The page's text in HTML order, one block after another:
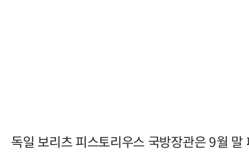
독일 보리츠 피스토리우스 국방장관은 9월